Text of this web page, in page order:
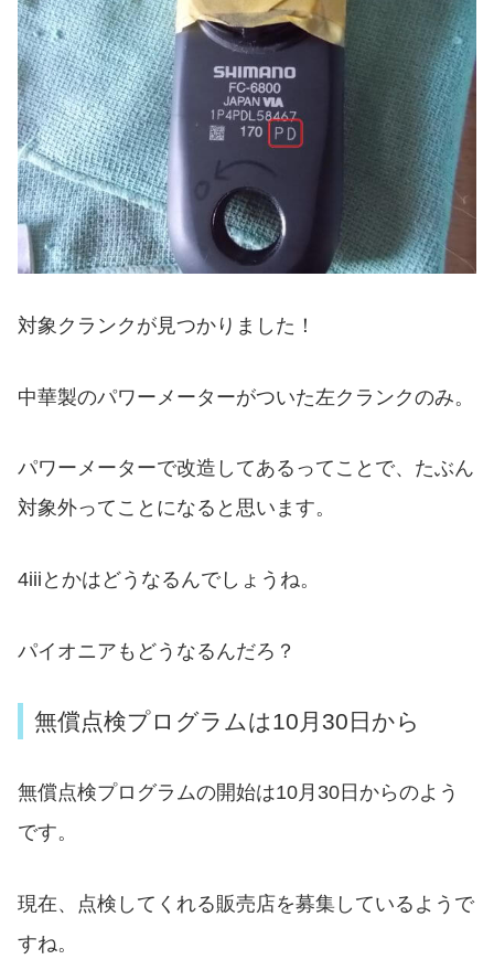
対象クランクが見つかりました！
中華製のパワーメーターがついた左クランクのみ。
パワーメーターで改造してあるってことで、たぶん
対象外ってことになると思います。
4iiiとかはどうなるんでしょうね。
パイオニアもどうなるんだろ？
無償点検プログラムは10月30日から
無償点検プログラムの開始は10月30日からのよう
です。
現在、点検してくれる販売店を募集しているようで
すね。